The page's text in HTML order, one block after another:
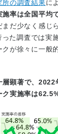
所の調査結果に
施率は全国平均
だ少なく感じ
た調査では実
が徐々に一般
層顕著で、2022
ク実施率は